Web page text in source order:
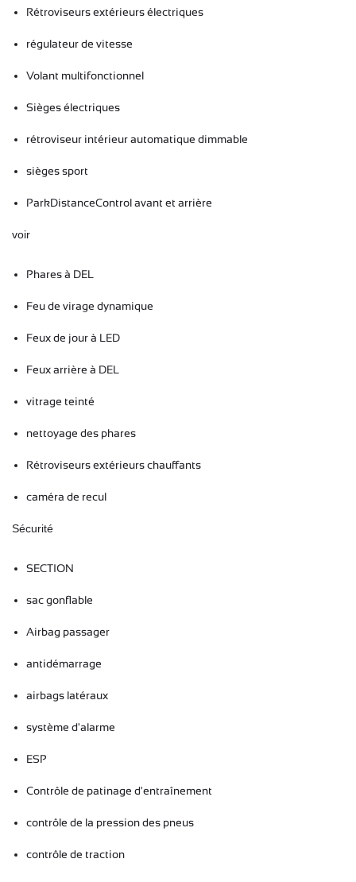
Rétroviseurs extérieurs électriques
régulateur de vitesse
Volant multifonctionnel
Sièges électriques
rétroviseur intérieur automatique dimmable
sièges sport
ParkDistanceControl avant et arrière
voir
Phares à DEL
Feu de virage dynamique
Feux de jour à LED
Feux arrière à DEL
vitrage teinté
nettoyage des phares
Rétroviseurs extérieurs chauffants
caméra de recul
Sécurité
SECTION
sac gonflable
Airbag passager
antidémarrage
airbags latéraux
système d'alarme
ESP
Contrôle de patinage d'entraînement
contrôle de la pression des pneus
contrôle de traction